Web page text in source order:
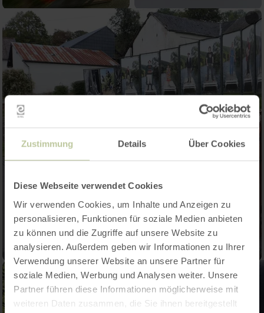
Zustimmung Details Über Cookies
Diese Webseite verwendet Cookies
Wir verwenden Cookies, um Inhalte und Anzeigen zu
personalisieren, Funktionen für soziale Medien anbieten
zu können und die Zugriffe auf unsere Website zu
analysieren. Außerdem geben wir Informationen zu Ihrer
Verwendung unserer Website an unsere Partner für
soziale Medien, Werbung und Analysen weiter. Unsere
Partner führen diese Informationen möglicherweise mit
weiteren Daten zusammen, die Sie ihnen bereitgestellt